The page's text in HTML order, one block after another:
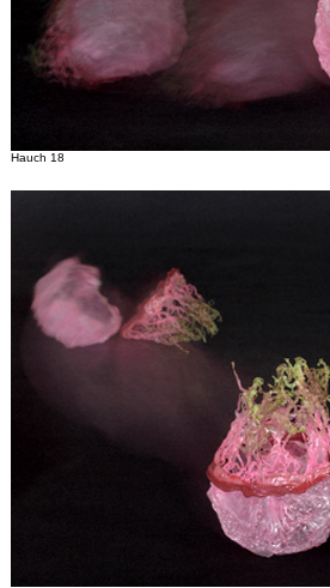
Hauch 18